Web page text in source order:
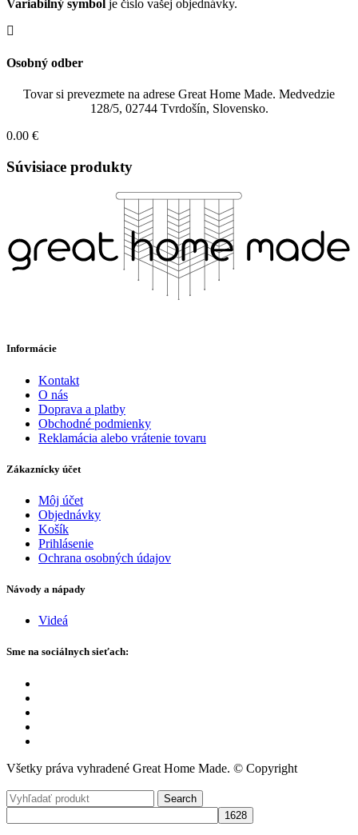
Variabilný symbol je číslo vašej objednávky.
Osobný odber
Tovar si prevezmete na adrese Great Home Made. Medvedzie
128/5, 02744 Tvrdošín, Slovensko.
0.00 €
Súvisiace produkty
Informácie
Kontakt
O nás
Doprava a platby
Obchodné podmienky
Reklamácia alebo vrátenie tovaru
Zákaznícky účet
Môj účet
Objednávky
Košík
Prihlásenie
Ochrana osobných údajov
Návody a nápady
Videá
Sme na sociálnych sieťach:
Všetky práva vyhradené Great Home Made. © Copyright
Search